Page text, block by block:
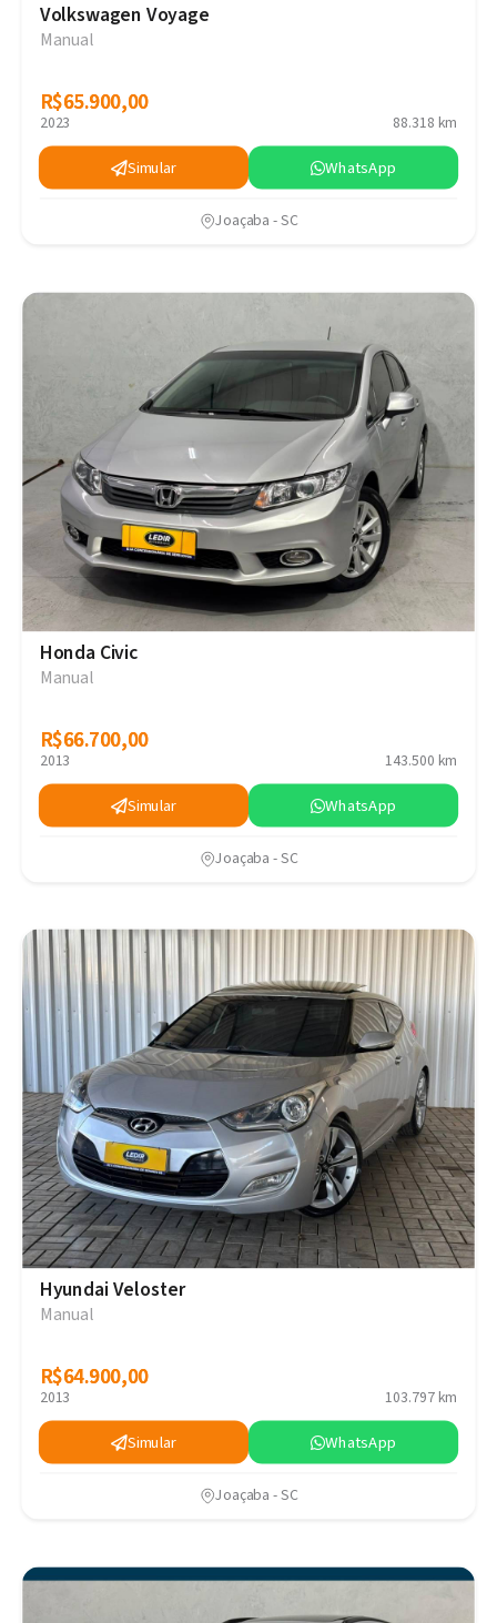
Volkswagen Voyage
Manual
R$65.900,00
R$65.900,00
2023 88.318 km
Simular WhatsApp
Joaçaba - SC
Honda Civic
Manual
R$66.700,00
R$66.700,00
2013 143.500 km
Simular WhatsApp
Joaçaba - SC
Hyundai Veloster
Manual
R$64.900,00
R$64.900,00
2013 103.797 km
Simular WhatsApp
Joaçaba - SC